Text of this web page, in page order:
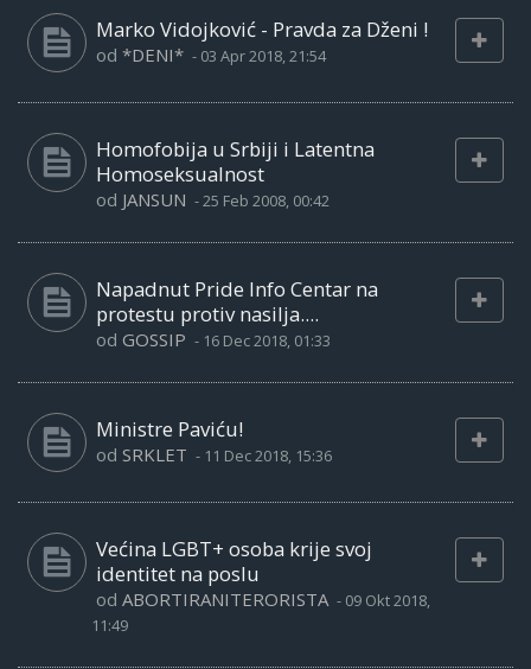
Marko Vidojković - Pravda za Dženi !
od *DENI* - 03 Apr 2018, 21:54
Homofobija u Srbiji i Latentna
Homoseksualnost
od JANSUN -25 Feb 2008, 00:42
Napadnut Pride Info Centar na
protestu protiv nasilja....
od GOSSIP - 16 Dec 2018, 01:33
Ministre Paviću!
od SRKLET - 11 Dec 2018, 15:36
Većina LGBT+ osoba krije svoj
identitet na poslu
od ABORTIRANITERORISTA - 09 Okt 2018,
11:49